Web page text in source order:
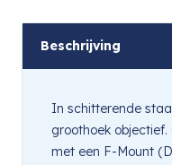
Beschrijving
In schitterende
groothoek objectief.
met een F-Mount